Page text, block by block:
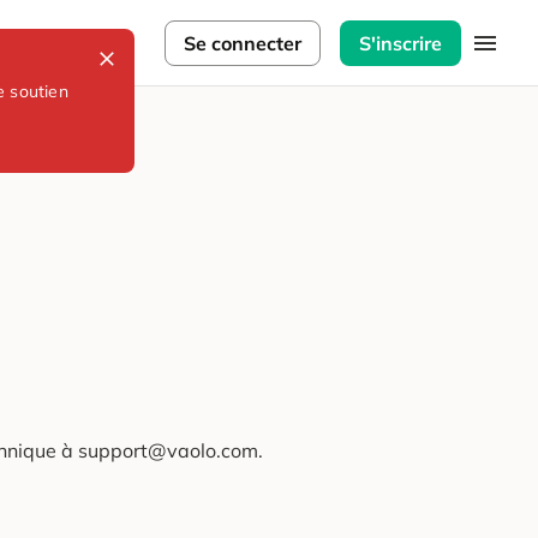
soutien
Se connecter S'inscrire
à support@vaolo.com.